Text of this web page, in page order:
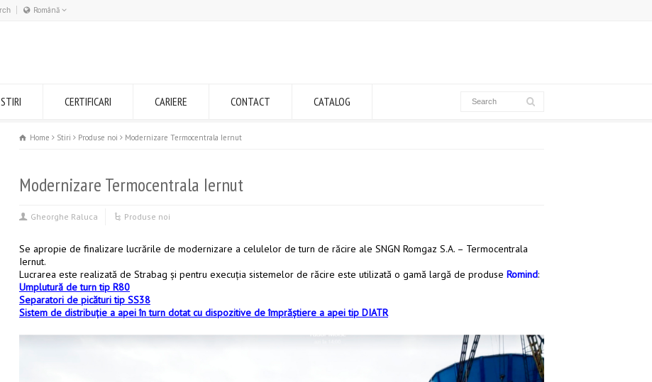
Română
STIRI CERTIFICARI CARIERE CONTACT CATALOG
Home Stiri Produse noi Modernizare Termocentrala Iernut
Modernizare Termocentrala Iernut
Gheorghe Raluca Produse noi
Se apropie de finalizare lucrările de modernizare a celulelor de turn de răcire ale SNGN Romgaz S.A. – Termocentrala
Iernut.
Lucrarea este realizată de Strabag și pentru execuţia sistemelor de răcire este utilizată o gamă largă de produse Romind:
Umplutură de turn tip R80
Separatori de picături tip SS38
Sistem de distribuție a apei în turn dotat cu dispozitive de împrăştiere a apei tip DIATR